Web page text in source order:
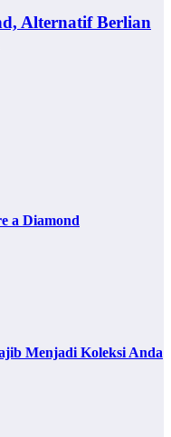
Alternatif Berlian
a Diamond
Menjadi Koleksi Anda